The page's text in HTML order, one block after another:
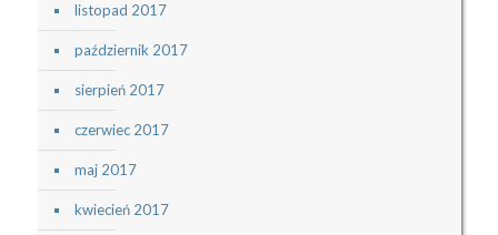
listopad 2017
październik 2017
sierpień 2017
czerwiec 2017
maj 2017
kwiecień 2017